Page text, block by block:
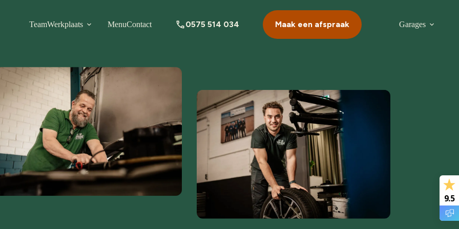
TeamWerkplaats MenuContact 0575 514 034 Maak een afspraak Garages
9.5